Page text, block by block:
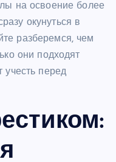
на освоение более
окунуться в
разберемся, чем
они подходят
учесть перед